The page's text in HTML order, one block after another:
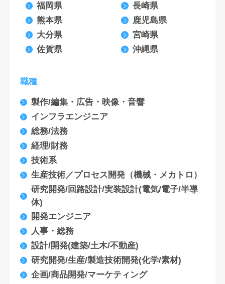
福岡県
長崎県
熊本県
鹿児島県
大分県
宮崎県
佐賀県
沖縄県
職種
製作/編集・広告・映像・音響
インフラエンジニア
総務/法務
経理/財務
技術系
生産技術／プロセス開発（機械・メカトロ）
研究開発/回路設計/実装設計(電気/電子/半導
体)
開発エンジニア
人事・総務
設計/開発(建築/土木/不動産)
研究開発/生産/製造技術開発(化学/素材)
企画/商品開発/マーケティング